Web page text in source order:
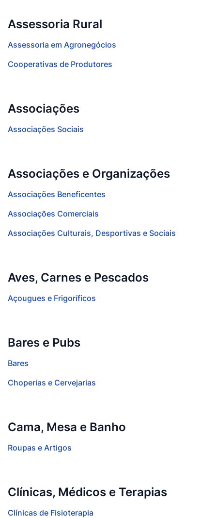
Assessoria Rural
Assessoria em Agronegócios
Cooperativas de Produtores
Associações
Associações Sociais
Associações e Organizações
Associações Beneficentes
Associações Comerciais
Associações Culturais, Desportivas e Sociais
Aves, Carnes e Pescados
Açougues e Frigoríficos
Bares e Pubs
Bares
Choperias e Cervejarias
Cama, Mesa e Banho
Roupas e Artigos
Clínicas, Médicos e Terapias
Clínicas de Fisioterapia